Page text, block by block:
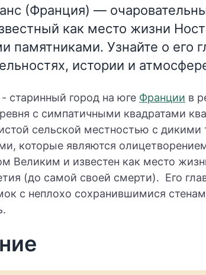
(Франция) —
как место жизни
памятниками. Узнайте о его
истории и
- старинный город на юге Франции в
с симпатичными квадратами
сельской местностью с дикими
которые являются
Великим и известен как место
(до самой своей смерти). Его
с неплохо сохранившимися